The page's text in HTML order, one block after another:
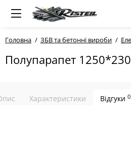
Головна ЗБВ та бетонні вироби
Полупарапет
Характеристики Відгуки 0